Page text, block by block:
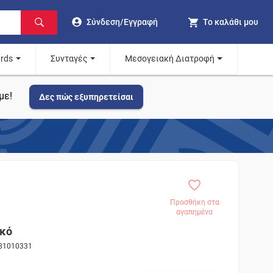
Σύνδεση/Εγγραφή Το καλάθι μου
Συνταγές Μεσογειακή Διατροφή
Δες πώς εξυπηρετείσαι
Προσθήκη στα
αγαπημένα